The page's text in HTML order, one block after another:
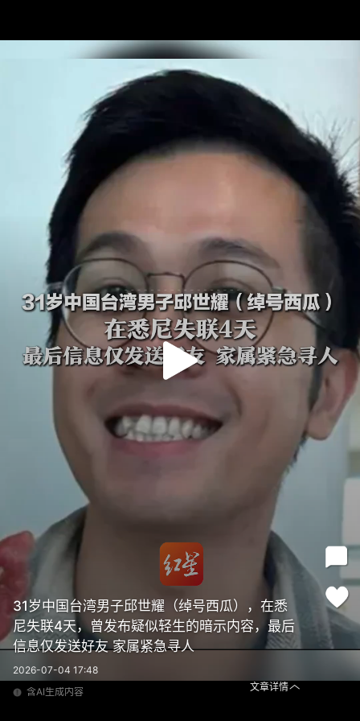
31岁中国台湾男子邱世耀（绰号西瓜），在悉
尼失联4天，曾发布疑似轻生的暗示内容，最后
信息仅发送好友 家属紧急寻人
2026-07-04 17:48
含AI生成内容
文章详情